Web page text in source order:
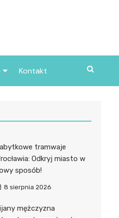
Kontakt
tramwaje
Odkryj miasto w
sposób!
8 sierpnia 2026
mężczyzna